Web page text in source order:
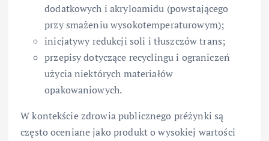
dodatkowych i akryloamidu (powstającego
przy smażeniu wysokotemperaturowym);
inicjatywy redukcji soli i tłuszczów trans;
przepisy dotyczące recyclingu i ograniczeń
użycia niektórych materiałów
opakowaniowych.
W kontekście zdrowia publicznego préżynki są
często oceniane jako produkt o wysokiej wartości